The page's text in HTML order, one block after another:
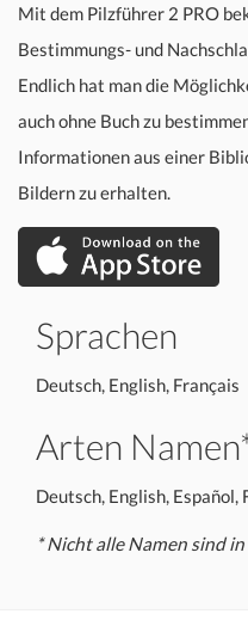
Mit dem Pilzführer 2 PRO
Bestimmungs- und
Endlich hat man die
auch ohne Buch zu
Informationen aus einer
Bildern zu erhalten.
Sprachen
Deutsch, English, Français
Arten
Deutsch, English, Español,
* Nicht alle Namen sind